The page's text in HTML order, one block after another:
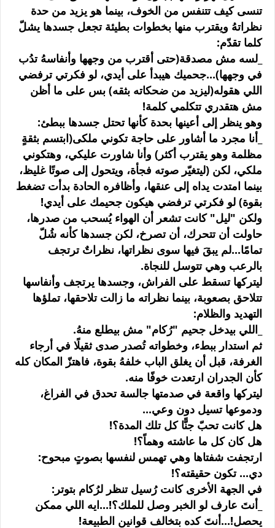
تنسى كيف تتنفس من الخوف، بينما هو يزيد من حدة
نظراتهُ ويقترب منها بخطوات بطيئة تجعل جسدها يشلّ
كلما تقدّم:
_لسه مش مصدقة(حتى أقترب من وجهها وأنفاسهُ تدُب
في وجهها)...جحميك هيبدأ على أيدي، لو فكرتي ترفضي
اللي هقوله(ليزيد من ضحكاته بثقه) بس على ما أظن
مش هتقدري تتكلمي كلمة!
وهو ينظر إلى أعينها بحدة كأنها تحتل جسدها ببطئ:
_أنا مجرد ما أشاور على حاجة تكوني ملكى(ابتسم بثقةٍ
مظلمة وهو يقترب أكثر) وأنا شاورت عليكي، وهتكوني
ملكي، لكن (ليتغيّر صوته فجأة، ويتحول إلى صوتًا غليظ،
بينما امتدت يداه إلى عنقها، وأظافره الحادة بدأت تضغط
بقوة) لو فكرتي ترفضي هيكون جحيمك على أيدي!
ولكن "ليل" كانت تشعر أن الهواء يُسحب من صدرها،
حاولت أن تتحرك، أن تصرخ، لكن جسدها كأنه شُلّ
تمامًا...لم يبقَ فيها سوى نظراتها، نظراتٌ ترتجف
بالرعب وهي تتوسل للنجاة.
ليتركها تسقط على الفراش، وجسدها يرتجف وأنفاسها
تتلاحق بصعوبة، بينما نظراته ما زالت تلاحقها، تملؤها
التهديد والظلام:
_اللي بيدخل جحيم "رُكام" مش بيطلع منهُ.
ثم استدار ببطء، وخطواته تُصدر صدى ثقيلًا في أرجاء
الغرفة، قبل أن يغلق الباب خلفهُ بقوة، فاهتزّ المكان كله
كأن الجدران ارتعدت خوفًا منه.
ليتركها واقعة في صدمتها جالسة تحدق في الفراغ،
ودموعها تسيل دون وعي...
هل كانت تحبّ جنًّا كل تلك المدة؟!
هل كان كل ما عاشته وهماً؟!
ارتجفت شفتاها وهي تهمس لنفسها بصوتٍ مبحوح:
دي... تكون حقيقته؟!
في الجهة الأخرى كانت رُسيل تنظر لرُكام بتوتر:
_أنتَ عارف لو الخبر وصل للملك؟!...ايه اللي ممكن
يحصل!...أنتَ كده بتخالف قوانين الطبيعة!